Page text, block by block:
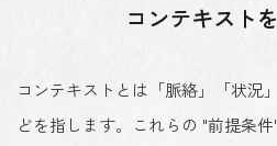
コンテキスト
コンテキストとは「脈絡」「状況
どを指します。これらの "前提条